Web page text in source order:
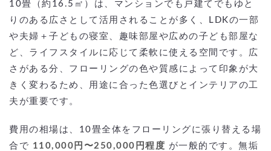
10畳（約16.5㎡）は、マンションでも戸建てでもゆと
りのある広さとして活用されることが多く、LDKの一部
や夫婦＋子どもの寝室、趣味部屋や広めの子ども部屋な
ど、ライフスタイルに応じて柔軟に使える空間です。広
さがある分、フローリングの色や質感によって印象が大
きく変わるため、用途に合った色選びとインテリアの工
夫が重要です。
費用の相場は、10畳全体をフローリングに張り替える場
合で 110,000円〜250,000円程度 が一般的です。無垢